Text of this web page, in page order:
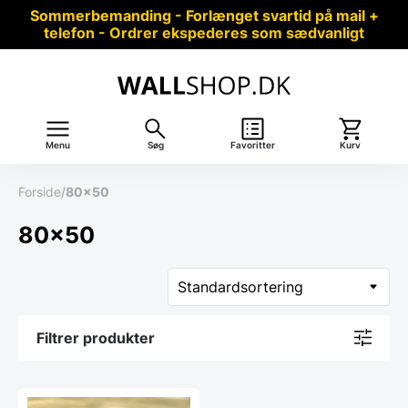
Sommerbemanding - Forlænget svartid på mail +
telefon - Ordrer ekspederes som sædvanligt
Menu Søg Favoritter Kurv
Forside/80x50
80x50
Filtrer produkter